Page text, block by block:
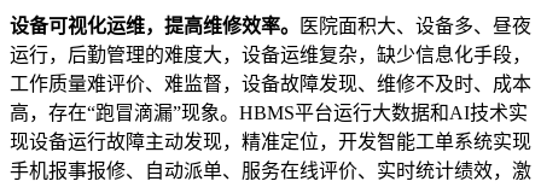
设备可视化运维，提高维修效率。
医院面积大、设备多、昼夜
运行，后勤管理的难度大，设备运维复杂，缺少信息化手段，
工作质量难评价、难监督，设备故障发现、维修不及时、成本
高，存在“跑冒滴漏”现象。HBMS平台运行大数据和AI技术实
现设备运行故障主动发现，精准定位，开发智能工单系统实现
手机报事报修、自动派单、服务在线评价、实时统计绩效，激